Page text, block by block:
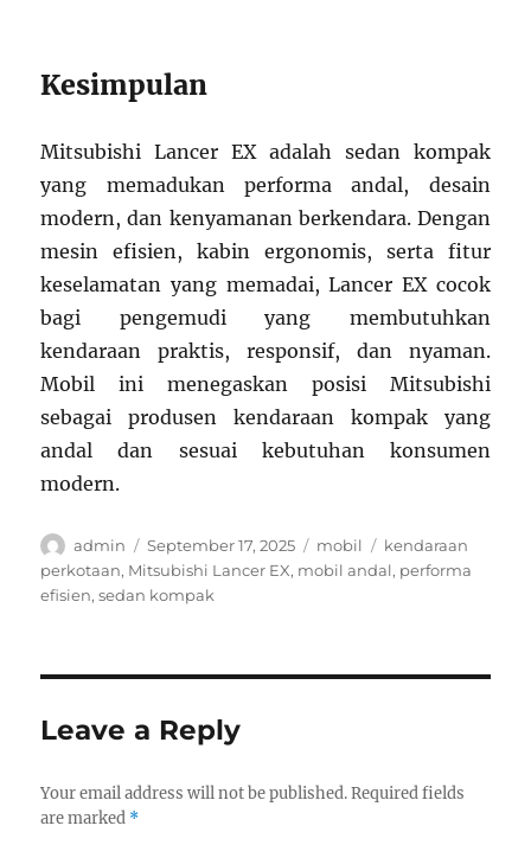
Kesimpulan
Mitsubishi Lancer EX adalah sedan kompak
yang memadukan performa andal, desain
modern, dan kenyamanan berkendara. Dengan
mesin efisien, kabin ergonomis, serta fitur
keselamatan yang memadai, Lancer EX cocok
bagi pengemudi yang membutuhkan
kendaraan praktis, responsif, dan nyaman.
Mobil ini menegaskan posisi Mitsubishi
sebagai produsen kendaraan kompak yang
andal dan sesuai kebutuhan konsumen
modern.
Author
admin
Posted
on
September 17, 2025 Categories
mobil Tags
kendaraan
perkotaan, Mitsubishi Lancer EX, mobil andal, performa
efisien,sedan kompak
Leave a Reply
Your email address will not be published. Required fields
are marked *